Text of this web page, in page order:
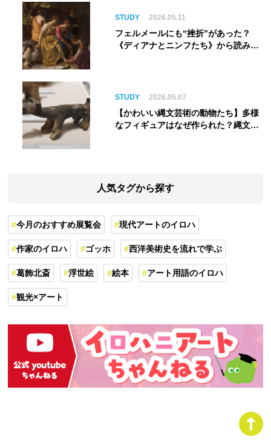
STUDY 2026.05.11
フェルメールにも“挫折”があった？
《ディアナとニンフたち》から読み解
STUDY 2026.05.07
【かわいい縄文芸術の動物たち】多様
なフィギュアはなぜ作られた？縄文人
人気タグから探す
今月のおすすめ展覧会 現代アートのイロハ
作家のイロハ ゴッホ 西洋美術史を流れで学ぶ
葛飾北斎 浮世絵 絵本 アート用語のイロハ
観光×アート